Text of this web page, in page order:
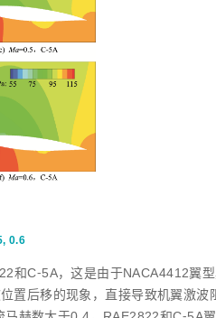
0.6
和C⁃5A，这是由于NACA4412翼
置后移的现象，直接导致机翼激波